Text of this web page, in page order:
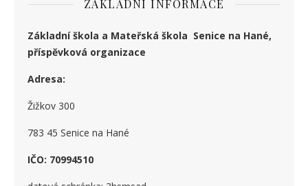
ZÁKLADNÍ INFORMACE
Základní škola a Mateřská škola Senice na Hané,
příspěvková organizace
Adresa:
Žižkov 300
783 45 Senice na Hané
IČO: 70994510